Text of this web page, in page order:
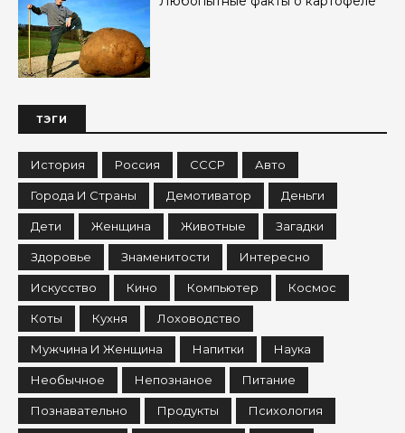
ТЭГИ
История Россия СССР Авто
Города И Страны Демотиватор Деньги
Дети Женщина Животные Загадки
Здоровье Знаменитости Интересно
Искусство Кино Компьютер Космос
Коты Кухня Лоховодство
Мужчина И Женщина Напитки Наука
Необычное Непознаное Питание
Познавательно Продукты Психология